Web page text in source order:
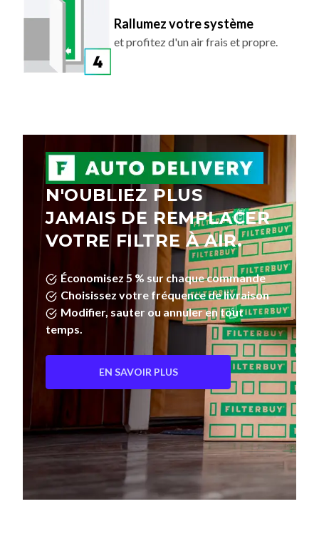
Rallumez votre système
et profitez d'un air frais et propre.
N'OUBLIEZ PLUS
JAMAIS DE REMPLACER
VOTRE FILTRE À AIR.
Économisez 5 % sur chaque commande
Choisissez votre fréquence de livraison
Modifier, sauter ou annuler en tout
temps.
EN SAVOIR PLUS